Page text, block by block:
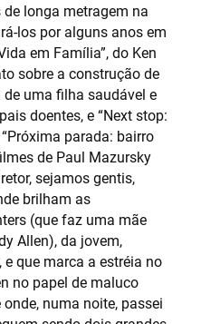
longa metragem na
los por alguns anos em
em Família”, do Ken
sobre a construção de
uma filha saudável e
doentes, e “Next stop:
parada: bairro
de Paul Mazursky
sejamos gentis,
brilham as
(que faz uma mãe
Allen), da jovem,
e que marca a estréia no
no papel de maluco
numa noite, passei